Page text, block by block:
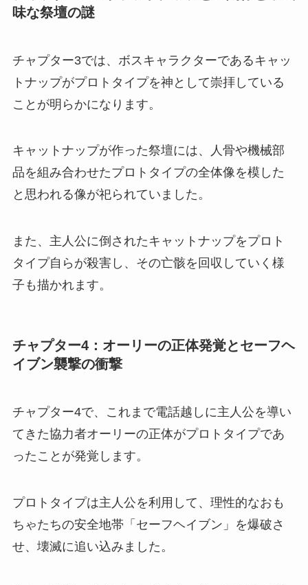
味な祭壇の謎
チャプター3では、ボスキャラクターであるキャッ
トナップがプロトタイプを神として崇拝している
ことが明らかになります。
キャットナップが作った祭壇には、人骨や機械部
品を組み合わせたプロトタイプの全体像を模した
と思われる像が祀られていました。
また、主人公に倒されたキャットナップをプロト
タイプ自らが殺害し、その亡骸を回収していく様
子も描かれます。
チャプター4：オーリーの正体発覚とセーフヘ
イブン襲撃の衝撃
チャプター4で、これまで電話越しに主人公を導い
てきた協力者オーリーの正体がプロトタイプであ
ったことが発覚します。
プロトタイプは主人公を利用して、理性的なおも
ちゃたちの安全地帯「セーフヘイブン」を爆破さ
せ、壊滅に追い込みました。